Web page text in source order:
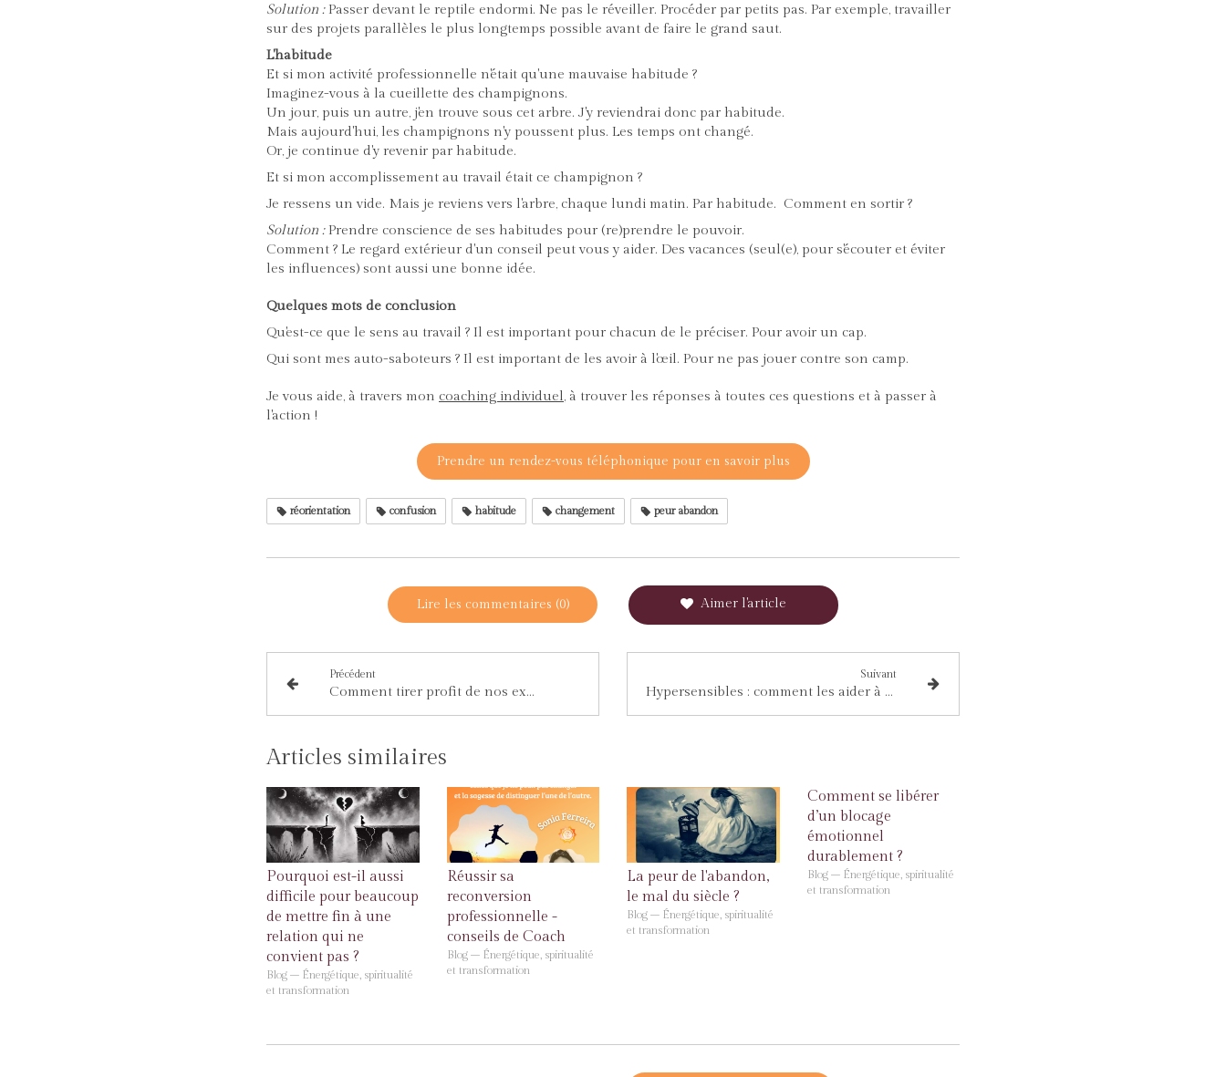
Solution : Passer devant le reptile endormi. Ne pas le réveiller. Procéder par petits pas. Par exemple, travailler
sur des projets parallèles le plus longtemps possible avant de faire le grand saut.
L'habitude
Et si mon activité professionnelle n'était qu'une mauvaise habitude ?
Imaginez-vous à la cueillette des champignons.
Un jour, puis un autre, j'en trouve sous cet arbre. J'y reviendrai donc par habitude.
Mais aujourd'hui, les champignons n'y poussent plus. Les temps ont changé.
Or, je continue d'y revenir par habitude.
Et si mon accomplissement au travail était ce champignon ?
Je ressens un vide. Mais je reviens vers l'arbre, chaque lundi matin. Par habitude. Comment en sortir ?
Solution : Prendre conscience de ses habitudes pour (re)prendre le pouvoir.
Comment ? Le regard extérieur d'un conseil peut vous y aider. Des vacances (seul(e), pour s'écouter et éviter
les influences) sont aussi une bonne idée.
Quelques mots de conclusion
Qu'est-ce que le sens au travail ? Il est important pour chacun de le préciser. Pour avoir un cap.
Qui sont mes auto-saboteurs ? Il est important de les avoir à l'œil. Pour ne pas jouer contre son camp.
Je vous aide, à travers mon coaching individuel, à trouver les réponses à toutes ces questions et à passer à
l'action !
Prendre un rendez-vous téléphonique pour en savoir plus
réorientation confusion habitude changement peur abandon
Lire les commentaires (0) Aimer l'article
Précédent
Comment tirer profit de nos expériences négatives ?
Suivant
Hypersensibles : comment les aider à survivre en entreprise
Articles similaires
Pourquoi est-il aussi
difficile pour beaucoup
de mettre fin à une
relation qui ne
convient pas ?
Blog – Énergétique, spiritualité
et transformation
Réussir sa
reconversion
professionnelle -
conseils de Coach
Blog – Énergétique, spiritualité
et transformation
La peur de l'abandon,
le mal du siècle ?
Blog – Énergétique, spiritualité
et transformation
Comment se libérer
d’un blocage
émotionnel
durablement ?
Blog – Énergétique, spiritualité
et transformation